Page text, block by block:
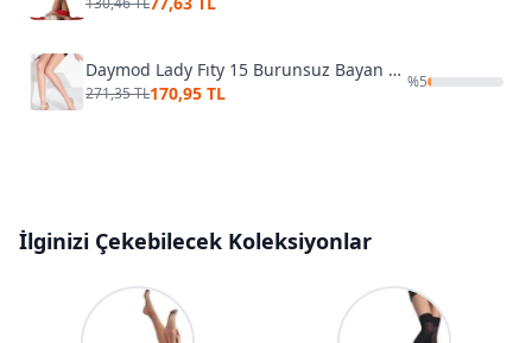
Daymod Lady Fıty 15 Burunsuz Bayan Külotlu Çorap D1111128
271,35 TL170,95 TL
%5
İlginizi Çekebilecek Koleksiyonlar